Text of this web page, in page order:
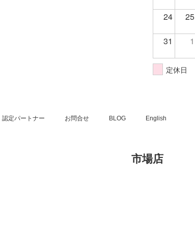
24 25
31 1
定休日
認定パートナー お問合せ BLOG English
市場店